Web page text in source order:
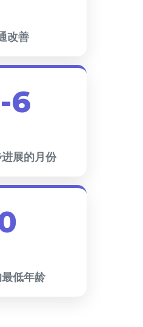
改善
6
展的月份
低年龄